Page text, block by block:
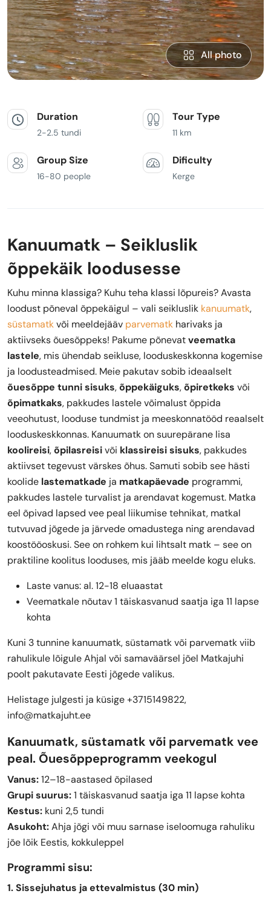
All photo
Duration
2-2.5 tundi
Tour Type
11 km
Group Size
16-80 people
Dificulty
Kerge
Kanuumatk – Seikluslik
õppekäik loodusesse
Kuhu minna klassiga? Kuhu teha klassi lõpureis? Avasta
loodust põneval õppekäigul – vali seikluslik kanuumatk,
süstamatkvõi meeldejääv parvematk harivaks ja
aktiivseks õuesõppeks! Pakume põnevatveematka
lastele, mis ühendab seikluse, looduskeskkonna kogemise
ja loodusteadmised. Meie pakutav sobib ideaalselt
õuesõppe tunni sisuks,õppekäiguks,õpiretkeks või
õpimatkaks, pakkudes lastele võimalust õppida
veeohutust, looduse tundmist ja meeskonnatööd reaalselt
looduskeskkonnas. Kanuumatk on suurepärane lisa
koolireisi,õpilasreisivõi klassireisi sisuks, pakkudes
aktiivset tegevust värskes õhus. Samuti sobib see hästi
koolide lastematkade ja matkapäevade programmi,
pakkudes lastele turvalist ja arendavat kogemust. Matka
eel õpivad lapsed vee peal liikumise tehnikat, matkal
tutvuvad jõgede ja järvede omadustega ning arendavad
koostööoskusi. See on rohkem kui lihtsalt matk – see on
praktiline koolitus looduses, mis jääb meelde kogu eluks.
Laste vanus: al. 12-18 eluaastat
Veematkale nõutav 1 täiskasvanud saatja iga 11 lapse
kohta
Kuni 3 tunnine kanuumatk, süstamatk või parvematk viib
rahulikule lõigule Ahjal või samaväärsel jõel Matkajuhi
poolt pakutavate Eesti jõgede valikus.
Helistage julgesti ja küsige +3715149822,
info@matkajuht.ee
Kanuumatk, süstamatk või parvematk vee
peal. Õuesõppeprogramm veekogul
Vanus:12–18-aastased õpilased
Grupi suurus:1 täiskasvanud saatja iga 11 lapse kohta
Kestus: kuni 2,5 tundi
Asukoht:Ahja jõgi või muu sarnase iseloomuga rahuliku
jõe lõik Eestis, kokkuleppel
Programmi sisu:
1. Sissejuhatus ja ettevalmistus (30 min)